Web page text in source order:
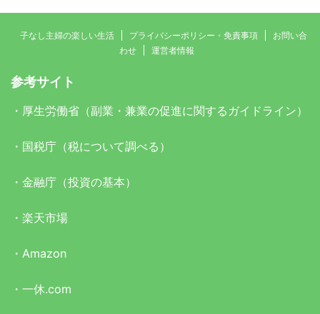
子なし主婦の楽しい生活 プライバシーポリシー・免責事項
お問い合
わせ
運営者情報
参考サイト
・ 厚生労働省（副業・兼業の促進に関するガイドライン）
・ 国税庁（税について調べる）
・ 金融庁（投資の基本）
・ 楽天市場
・ Amazon
・ 一休.com